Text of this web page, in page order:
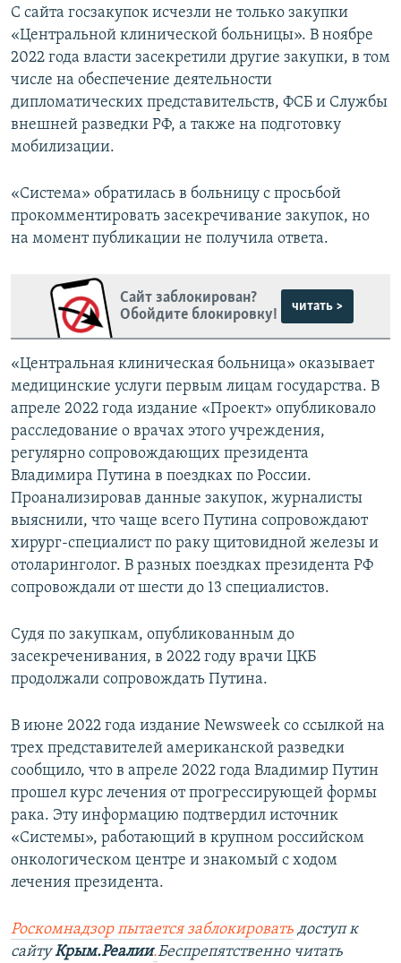
С сайта госзакупок исчезли не только закупки
«Центральной клинической больницы». В ноябре
2022 года власти засекретили другие закупки, в том
числе на обеспечение деятельности
дипломатических представительств, ФСБ и Службы
внешней разведки РФ, а также на подготовку
мобилизации.
«Система» обратилась в больницу с просьбой
прокомментировать засекречивание закупок, но
на момент публикации не получила ответа.
Сайт заблокирован?
Обойдите блокировку!
читать >
«Центральная клиническая больница» оказывает
медицинские услуги первым лицам государства. В
апреле 2022 года издание «Проект» опубликовало
расследование о врачах этого учреждения,
регулярно сопровождающих президента
Владимира Путина в поездках по России.
Проанализировав данные закупок, журналисты
выяснили, что чаще всего Путина сопровождают
хирург-специалист по раку щитовидной железы и
отоларинголог. В разных поездках президента РФ
сопровождали от шести до 13 специалистов.
Судя по закупкам, опубликованным до
засекреченивания, в 2022 году врачи ЦКБ
продолжали сопровождать Путина.
В июне 2022 года издание Newsweek со ссылкой на
трех представителей американской разведки
сообщило, что в апреле 2022 года Владимир Путин
прошел курс лечения от прогрессирующей формы
рака. Эту информацию подтвердил источник
«Системы», работающий в крупном российском
онкологическом центре и знакомый с ходом
лечения президента.
Роскомнадзор пытается заблокировать доступ к
сайтуКрым.Реалии.Беспрепятственно читать